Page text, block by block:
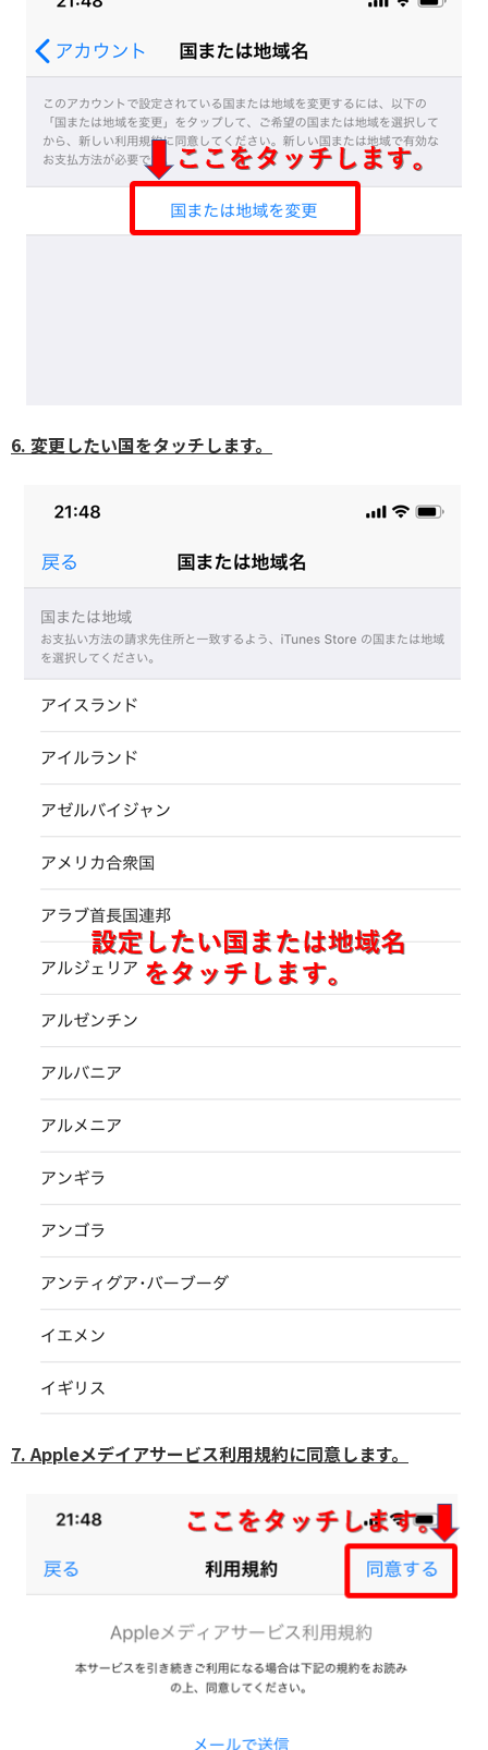
6. 変更したい国をタッチします。
7. Appleメデイアサービス利用規約に同意します。